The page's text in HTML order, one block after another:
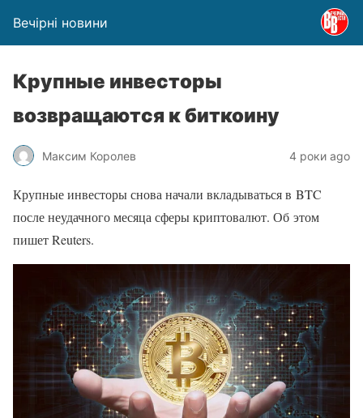
Вечірні новини
Крупные инвесторы
возвращаются к биткоину
Максим Королев 4 роки ago
Крупные инвесторы снова начали вкладываться в BTC
после неудачного месяца сферы криптовалют. Об этом
пишет Reuters.